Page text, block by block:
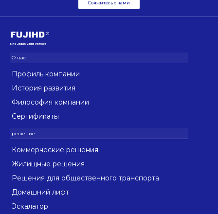
Свяжитесь с нами
Профиль компании
История развития
Философия компании
Сертификаты
Коммерческие решения
Жилищные решения
Решения для общественного транспорта
Домашний лифт
Эскалатор